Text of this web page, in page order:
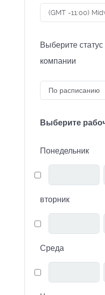
Выберите
компании
Выберите
Понедельник
вторник
Среда